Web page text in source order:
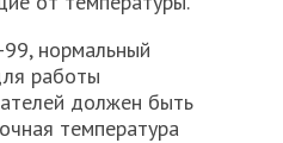
нормальный
работы
должен быть
температура